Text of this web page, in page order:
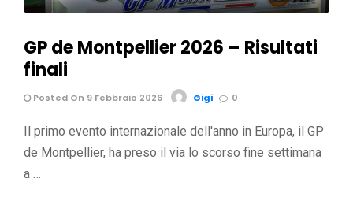
GP de Montpellier 2026 – Risultati
finali
Posted On 9 Febbraio 2026 Gigi 0
Il primo evento internazionale dell'anno in Europa, il GP
de Montpellier, ha preso il via lo scorso fine settimana
a …